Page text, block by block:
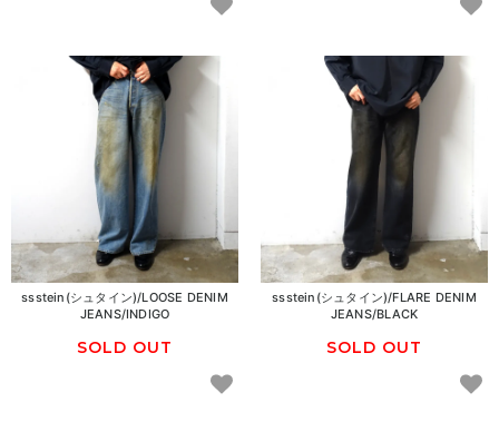
ssstein(シュタイン)/LOOSE DENIM
JEANS/INDIGO
SOLD OUT
ssstein(シュタイン)/FLARE DENIM
JEANS/BLACK
SOLD OUT